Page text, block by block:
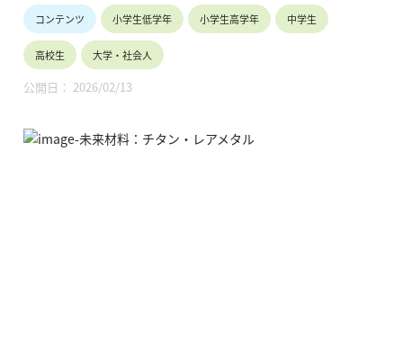
コンテンツ 小学生低学年 小学生高学年 中学生
高校生 大学・社会人
公開日： 2026/02/13